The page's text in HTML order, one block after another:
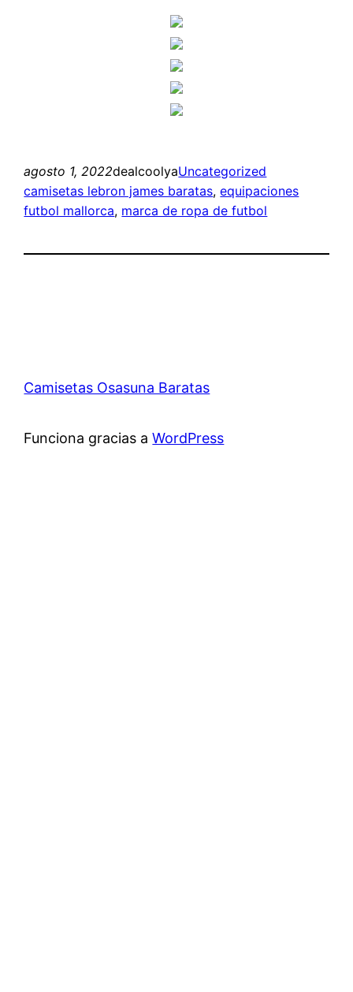
agosto 1, 2022dealcoolyaUncategorized
camisetas lebron james baratas, equipaciones
futbol mallorca, marca de ropa de futbol
Camisetas Osasuna Baratas
Funciona gracias aWordPress